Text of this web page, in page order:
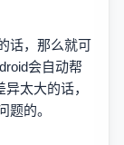
话，那么就可
会自动帮
太大的话，
题的。